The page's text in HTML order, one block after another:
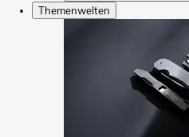
Themenwelten